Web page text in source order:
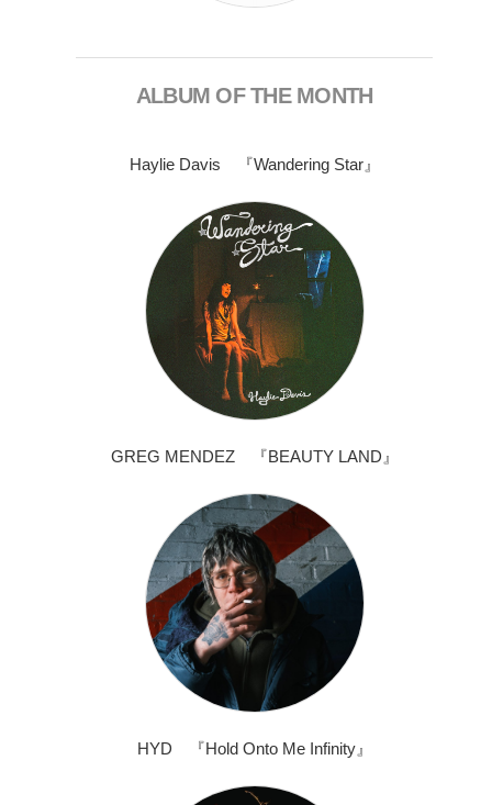
ALBUM OF THE MONTH
Haylie Davis 『Wandering Star』
GREG MENDEZ 『BEAUTY LAND』
HYD 『Hold Onto Me Infinity』